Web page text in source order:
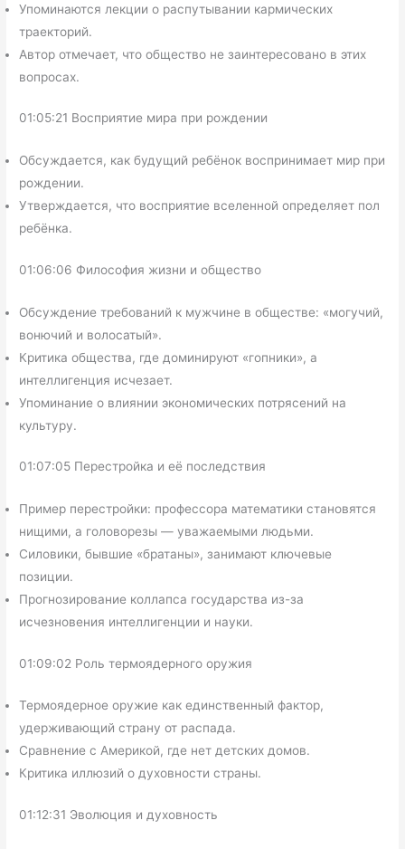
Упоминаются лекции о распутывании кармических
траекторий.
Автор отмечает, что общество не заинтересовано в этих
вопросах.
01:05:21 Восприятие мира при рождении
Обсуждается, как будущий ребёнок воспринимает мир при
рождении.
Утверждается, что восприятие вселенной определяет пол
ребёнка.
01:06:06 Философия жизни и общество
Обсуждение требований к мужчине в обществе: «могучий,
вонючий и волосатый».
Критика общества, где доминируют «гопники», а
интеллигенция исчезает.
Упоминание о влиянии экономических потрясений на
культуру.
01:07:05 Перестройка и её последствия
Пример перестройки: профессора математики становятся
нищими, а головорезы — уважаемыми людьми.
Силовики, бывшие «братаны», занимают ключевые
позиции.
Прогнозирование коллапса государства из-за
исчезновения интеллигенции и науки.
01:09:02 Роль термоядерного оружия
Термоядерное оружие как единственный фактор,
удерживающий страну от распада.
Сравнение с Америкой, где нет детских домов.
Критика иллюзий о духовности страны.
01:12:31 Эволюция и духовность